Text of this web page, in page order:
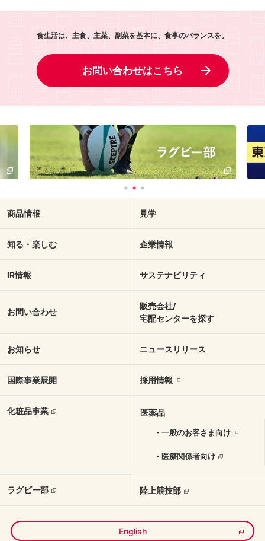
食生活は、主食、主菜、副菜を基本に、食事のバランスを。
お問い合わせはこちら
English
商品情報 見学
知る・楽しむ 企業情報
IR情報 サステナビリティ
お問い合わせ
販売会社/
宅配センターを探す
お知らせ ニュースリリース
国際事業展開 採用情報
化粧品事業 医薬品
・一般のお客さま向け
・医療関係者向け
ラグビー部 陸上競技部